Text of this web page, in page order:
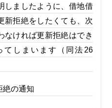
しましたように、借地借
新拒絶をしたくても、次
なければ更新拒絶はでき
てしまいます（同法26
絶の通知